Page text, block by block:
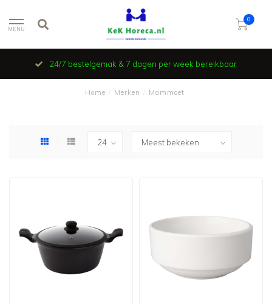
MENU
0
24/7 bestelgemak & 7 dagen per week bereikbaar
Home Merken Mammoet